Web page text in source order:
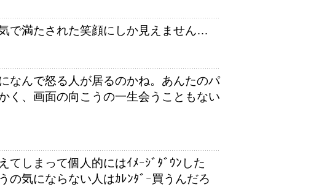
で満たされた笑顔にしか見えません…
なんで怒る人が居るのかね。あんたのパ
く、画面の向こうの一生会うこともない
てしまって個人的にはｲﾒｰｼﾞﾀﾞｳﾝした
の気にならない人はｶﾚﾝﾀﾞｰ買うんだろ